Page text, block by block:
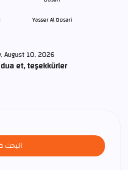
Yasser Al Dosari
August 10, 2026
et, teşekkürler